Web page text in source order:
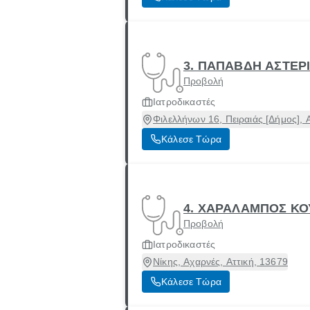
3. ΠΑΠΑΒΔΗ
Προβολή
Ιατροδικαστές
Φιλελλήνων 16, Πειραιάς [Δήμος],
Κάλεσε Τώρα
4. ΧΑΡΑΛΑΜΠΟΣ
Προβολή
Ιατροδικαστές
Νίκης, Αχαρνές, Αττική, 13679
Κάλεσε Τώρα